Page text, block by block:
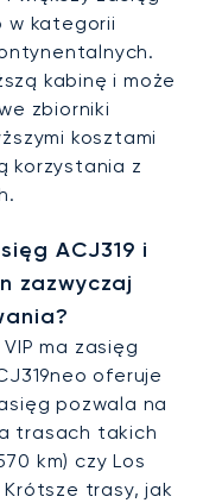
w kategorii
kabinę i może
zbiorniki
kosztami
korzystania z
ACJ319 i
zazwyczaj
ma zasięg
oferuje
pozwala na
trasach takich
km) czy Los
Krótsze trasy, jak